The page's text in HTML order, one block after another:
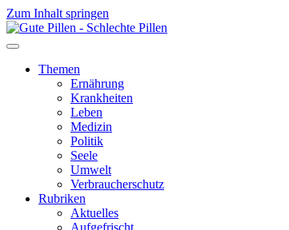
Zum Inhalt springen
Themen
Ernährung
Krankheiten
Leben
Medizin
Politik
Seele
Umwelt
Verbraucherschutz
Rubriken
Aktuelles
Aufgefrischt